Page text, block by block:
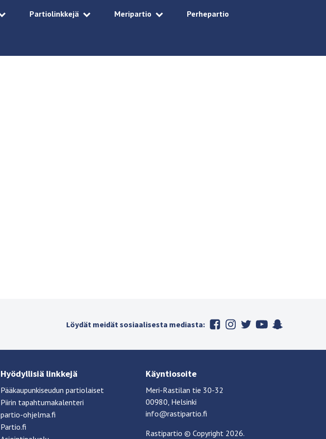
Partiolinkkejä Meripartio Perhepartio
Löydät meidät sosiaalisesta mediasta:
Hyödyllisiä linkkejä
Pääkaupunkiseudun partiolaiset
Piirin tapahtumakalenteri
partio-ohjelma.fi
Partio.fi
Käyntiosoite
Meri-Rastilan tie 30-32
00980, Helsinki
info@rastipartio.fi
Rastipartio© Copyright 2026.